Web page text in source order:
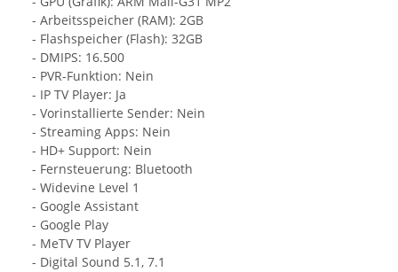
- Arbeitsspeicher (RAM): 2GB
- Flashspeicher (Flash): 32GB
- DMIPS: 16.500
- PVR-Funktion: Nein
- IP TV Player: Ja
- Vorinstallierte Sender: Nein
- Streaming Apps: Nein
- HD+ Support: Nein
- Fernsteuerung: Bluetooth
- Widevine Level 1
- Google Assistant
- Google Play
- MeTV TV Player
- Digital Sound 5.1, 7.1